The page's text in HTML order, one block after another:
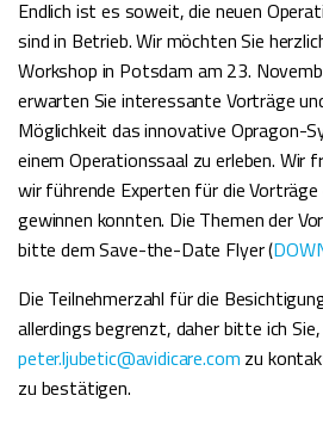
Endlich ist es soweit, die neuen
sind in Betrieb. Wir möchten Sie
Workshop in Potsdam am 23.
erwarten Sie interessante Vorträge
Möglichkeit das innovative Opragon-
einem Operationssaal zu erleben. Wir
wir führende Experten für die
gewinnen konnten. Die Themen der
bitte dem Save-the-Date Flyer (
Die Teilnehmerzahl für die
allerdings begrenzt, daher bitte ich
peter.ljubetic@avidicare.com zu
zu bestätigen.